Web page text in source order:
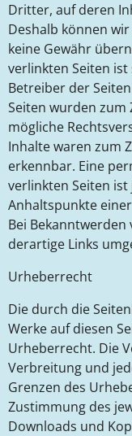
Dritter, auf deren
Deshalb können
keine Gewähr
verlinkten Seiten
Betreiber der
Seiten wurden
mögliche
Inhalte waren zum
erkennbar. Eine
verlinkten Seiten
Anhaltspunkte
Bei
derartige Links
Urheberrecht
Die durch die
Werke auf diesen
Urheberrecht. Die
Verbreitung und
Grenzen des
Zustimmung des
Downloads und